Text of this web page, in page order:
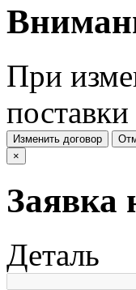
При
Изменить договор
×
Заявка
Деталь